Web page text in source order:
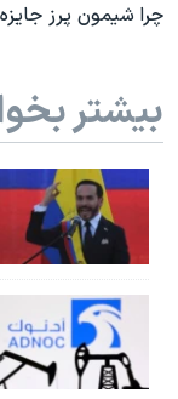
چرا شیمون پرز
بیشتر